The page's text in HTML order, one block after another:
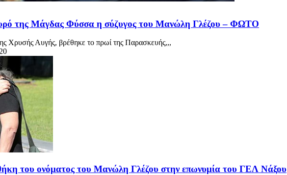
της Μάγδας Φύσσα η σύζυγος του Μανώλη Γλέζου – ΦΩΤΟ
Χρυσής Αυγής, βρέθηκε το πρωί της Παρασκευής,,,
του ονόματος του Μανώλη Γλέζου στην επωνυμία του ΓΕΛ Νάξου